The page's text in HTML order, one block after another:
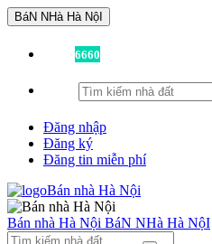
BáN NHà Hà NộI
6660
Đăng nhập
Đăng ký
Đăng tin miễn phí
Bán nhà Hà Nội BáN NHà Hà NộI